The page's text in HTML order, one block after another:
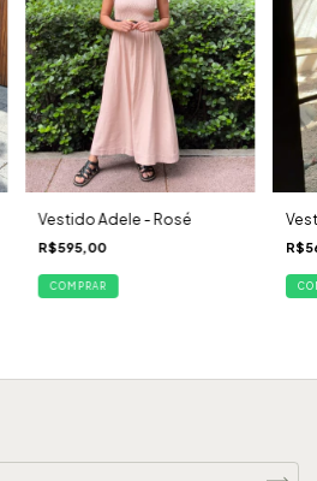
Vestido Adele - Rosé
R$595,00
COMPRAR